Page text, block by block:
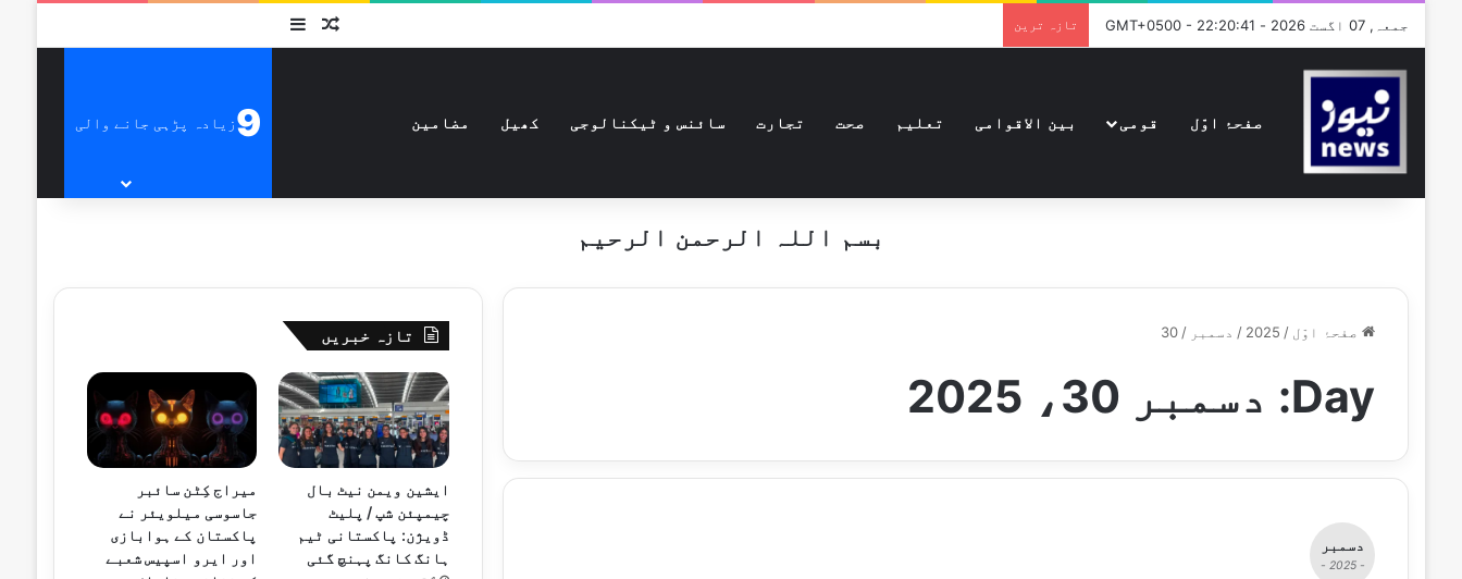
جمعہ, 07 اگست 2026 - GMT+0500 - 22:20:41 تازہ ترین متفرق
صفحۂ اوّل قومی بین الاقوامی تعلیم صحت تجارت سائنس و ٹیکنالوجی کھیل مضامین 9زیادہ پڑہی جانے والی
بسم اللہ الرحمن الرحیم
صفحۂ اوّل /
2025
/ دسمبر /
30
Day: دسمبر 30، 2025
دسمبر
- 2025 -
تازہ خبریں
ایشین ویمن نیٹ بال
چیمپئن شپ / پلیٹ
ڈویژن: پاکستانی ٹیم
ہانگ کانگ پہنچ گئی
میراج کِٹن سائبر
جاسوسی میلویئر نے
پاکستان کے ہوابازی
اور ایرو اسپیس شعبے